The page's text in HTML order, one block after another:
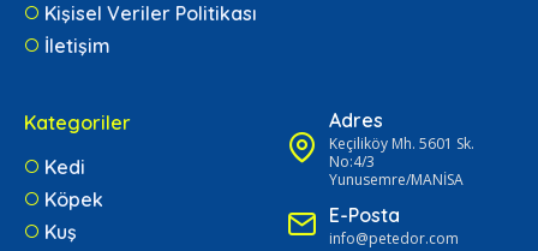
Kişisel Veriler Politikası
İletişim
Kategoriler
Kedi
Köpek
Kuş
Adres
Keçiliköy Mh. 5601 Sk.
No:4/3
Yunusemre/MANİSA
E-Posta
info@petedor.com